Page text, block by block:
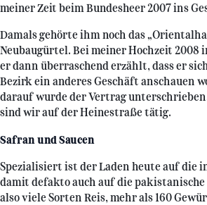
meiner Zeit beim Bundesheer 2007 ins
Damals gehörte ihm noch das
Neubaugürtel. Bei meiner Hochzeit 2008
er dann überraschend erzählt, dass er
Bezirk ein anderes Geschäft anschauen
darauf wurde der Vertrag
sind wir auf der Heinestraße tätig.
Safran und Saucen
Spezialisiert ist der Laden heute auf die
damit defakto auch auf die pakistanische
also viele Sorten Reis, mehr als 160